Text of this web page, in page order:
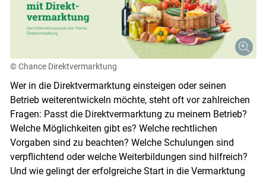
© Chance Direktvermarktung
Wer in die Direktvermarktung einsteigen oder seinen
Betrieb weiterentwickeln möchte, steht oft vor zahlreichen
Fragen: Passt die Direktvermarktung zu meinem Betrieb?
Welche Möglichkeiten gibt es? Welche rechtlichen
Vorgaben sind zu beachten? Welche Schulungen sind
verpflichtend oder welche Weiterbildungen sind hilfreich?
Und wie gelingt der erfolgreiche Start in die Vermarktung